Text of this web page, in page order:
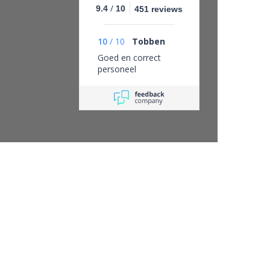
9.4 / 10 451 reviews
10 / 10
Tobben
Goed en correct
personeel